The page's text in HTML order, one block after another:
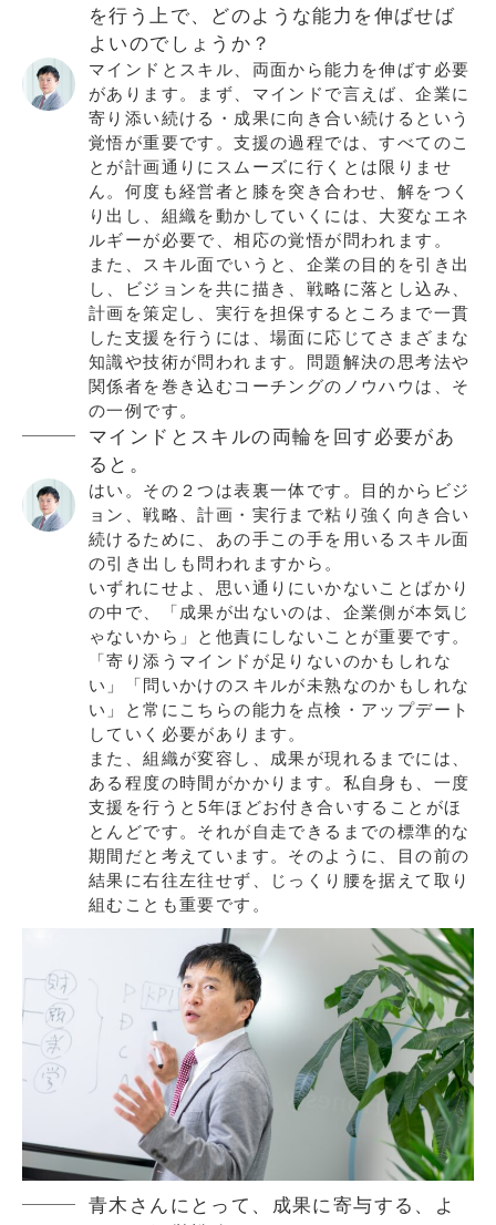
を行う上で、どのような能力を伸ばせば
よいのでしょうか？
マインドとスキル、両面から能力を伸ばす必要
があります。まず、マインドで言えば、企業に
寄り添い続ける・成果に向き合い続けるという
覚悟が重要です。支援の過程では、すべてのこ
とが計画通りにスムーズに行くとは限りませ
ん。何度も経営者と膝を突き合わせ、解をつく
り出し、組織を動かしていくには、大変なエネ
ルギーが必要で、相応の覚悟が問われます。
また、スキル面でいうと、企業の目的を引き出
し、ビジョンを共に描き、戦略に落とし込み、
計画を策定し、実行を担保するところまで一貫
した支援を行うには、場面に応じてさまざまな
知識や技術が問われます。問題解決の思考法や
関係者を巻き込むコーチングのノウハウは、そ
の一例です。
マインドとスキルの両輪を回す必要があ
ると。
はい。その２つは表裏一体です。目的からビジ
ョン、戦略、計画・実行まで粘り強く向き合い
続けるために、あの手この手を用いるスキル面
の引き出しも問われますから。
いずれにせよ、思い通りにいかないことばかり
の中で、「成果が出ないのは、企業側が本気じ
ゃないから」と他責にしないことが重要です。
「寄り添うマインドが足りないのかもしれな
い」「問いかけのスキルが未熟なのかもしれな
い」と常にこちらの能力を点検・アップデート
していく必要があります。
また、組織が変容し、成果が現れるまでには、
ある程度の時間がかかります。私自身も、一度
支援を行うと5年ほどお付き合いすることがほ
とんどです。それが自走できるまでの標準的な
期間だと考えています。そのように、目の前の
結果に右往左往せず、じっくり腰を据えて取り
組むことも重要です。
青木さんにとって、成果に寄与する、よ